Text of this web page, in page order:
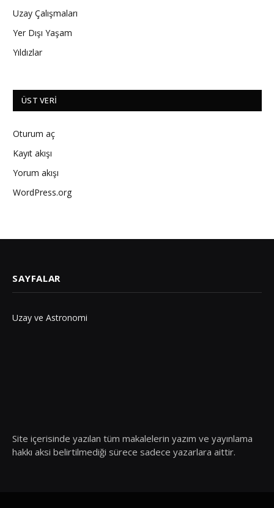
Uzay Çalışmaları
Yer Dışı Yaşam
Yıldızlar
ÜST VERI
Oturum aç
Kayıt akışı
Yorum akışı
WordPress.org
SAYFALAR
Uzay ve Astronomi
Site içerisinde yazılan tüm makalelerin yazım ve yayınlama
hakkı aksi belirtilmediği sürece sadece yazarlara aittir.